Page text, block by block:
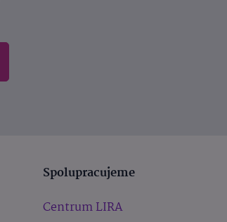
Spolupracujeme
Centrum LIRA